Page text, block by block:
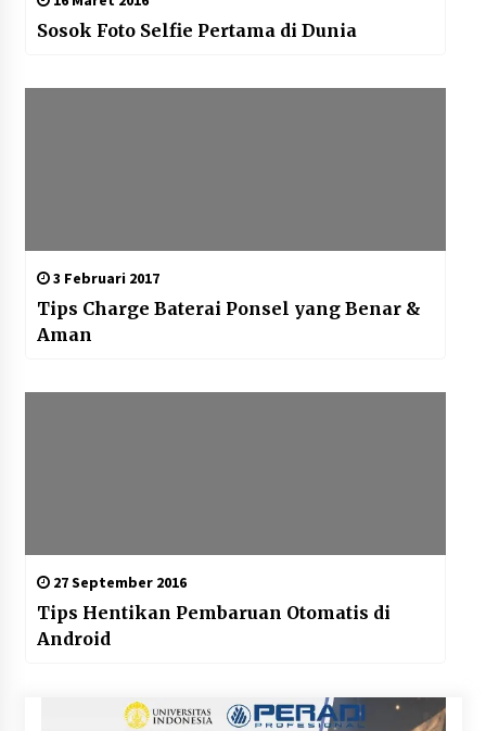
Sosok Foto Selfie Pertama di Dunia
3 Februari 2017
Tips Charge Baterai Ponsel yang Benar &
Aman
27 September 2016
Tips Hentikan Pembaruan Otomatis di
Android